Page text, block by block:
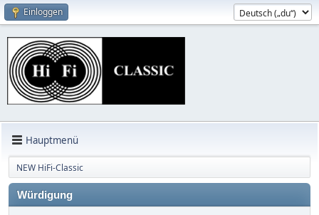
Einloggen
Hauptmenü
NEW HiFi-Classic
Würdigung